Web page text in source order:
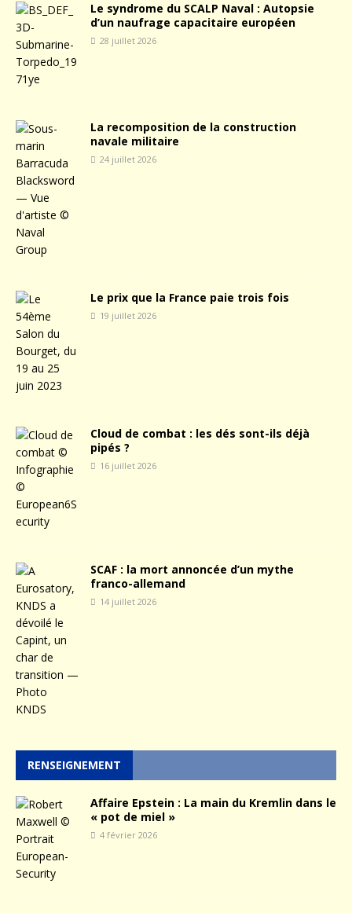
Le syndrome du SCALP Naval : Autopsie
d’un naufrage capacitaire européen
28 juillet 2026
La recomposition de la construction
navale militaire
24 juillet 2026
Le prix que la France paie trois fois
19 juillet 2026
Cloud de combat : les dés sont-ils déjà
pipés ?
16 juillet 2026
SCAF : la mort annoncée d’un mythe
franco-allemand
14 juillet 2026
RENSEIGNEMENT
Affaire Epstein : La main du Kremlin dans le
« pot de miel »
4 février 2026